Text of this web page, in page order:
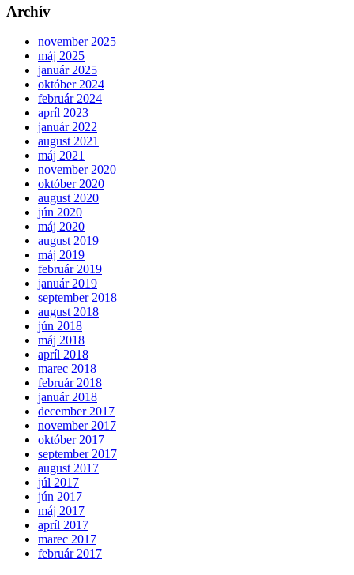
Archív
november 2025
máj 2025
január 2025
október 2024
február 2024
apríl 2023
január 2022
august 2021
máj 2021
november 2020
október 2020
august 2020
jún 2020
máj 2020
august 2019
máj 2019
február 2019
január 2019
september 2018
august 2018
jún 2018
máj 2018
apríl 2018
marec 2018
február 2018
január 2018
december 2017
november 2017
október 2017
september 2017
august 2017
júl 2017
jún 2017
máj 2017
apríl 2017
marec 2017
február 2017